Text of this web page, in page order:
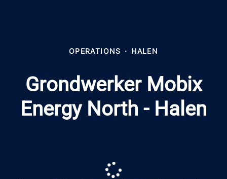
OPERATIONS · HALEN
Grondwerker Mobix
Energy North - Halen